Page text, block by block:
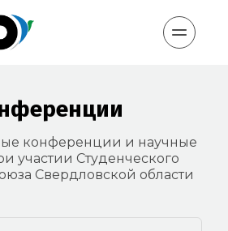
конференции и научные
участии Студенческого
Свердловской области